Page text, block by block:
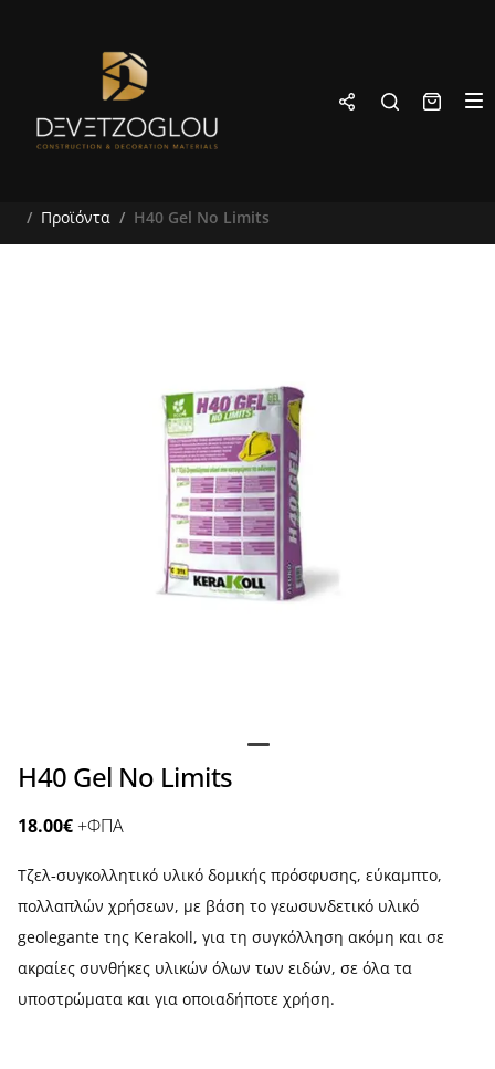
Προϊόντα H40 Gel No Limits
H40 Gel No Limits
18.00€+ΦΠΑ
Τζελ‑συγκολλητικό υλικό δομικής πρόσφυσης, εύκαμπτο,
πολλαπλών χρήσεων, με βάση το γεωσυνδετικό υλικό
geolegante της Kerakoll, για τη συγκόλληση ακόμη και σε
ακραίες συνθήκες υλικών όλων των ειδών, σε όλα τα
υποστρώματα και για οποιαδήποτε χρήση.